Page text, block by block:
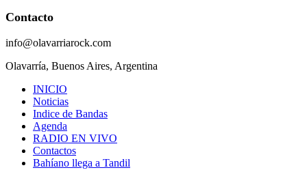
Contacto
info@olavarriarock.com
Olavarría, Buenos Aires, Argentina
INICIO
Noticias
Indice de Bandas
Agenda
RADIO EN VIVO
Contactos
Bahíano llega a Tandil